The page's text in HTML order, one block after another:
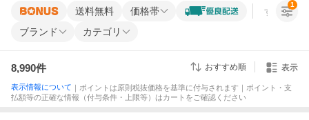
送料無料 価格帯 すべての条
ブランド カテゴリ
1
8,990件 おすすめ順 表示
表示情報について ｜ポイントは原則税抜価格を基準に付与されます｜ポイント・支
払額等の正確な情報（付与条件・上限等）はカートをご確認ください